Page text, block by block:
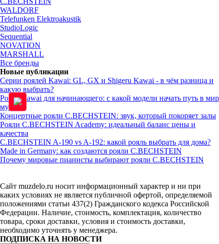
WALDORF
Telefunken Elektroakustik
StudioLogic
Sequential
NOVATION
MARSHALL
Все бренды
Новые публикации
Серии роялей Kawai: GL, GX и Shigeru Kawai - в чём разница и
какую выбрать?
Рояль Kawai для начинающего: с какой модели начать путь в мир
музыки
Концертные рояли C.BECHSTEIN: звук, который покоряет залы
Рояли C.BECHSTEIN Academy: идеальный баланс цены и
качества
C.BECHSTEIN A-190 vs A-192: какой рояль выбрать для дома?
Made in Germany: как создаются рояли C.BECHSTEIN
Почему мировые пианисты выбирают рояли C.BECHSTEIN
Сайт muzdelo.ru носит информационный характер и ни при
каких условиях не является публичной офертой, определяемой
положениями статьи 437(2) Гражданского кодекса Российской
Федерации. Наличие, стоимость, комплектация, количество
товара, сроки доставки, условия и стоимость доставки,
необходимо уточнять у менеджера.
ПОДПИСКА НА НОВОСТИ